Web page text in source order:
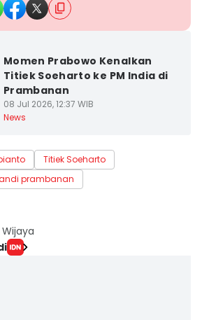
Momen Prabowo Kenalkan
Titiek Soeharto ke PM India di
Prambanan
08 Jul 2026, 12:37 WIB
News
Titiek Soeharto
prambanan